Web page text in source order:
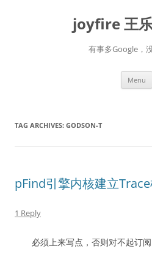
joyfire 王
有事多Google，
Menu
TAG ARCHIVES: GODSON-T
pFind引擎内核建立
1 Reply
必须上来写点，否则对不起订阅